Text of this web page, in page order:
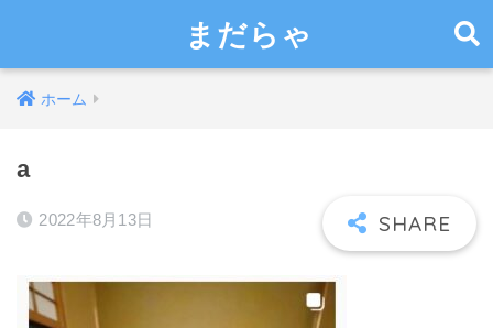
まだらゃ
ホーム
a
2022年8月13日